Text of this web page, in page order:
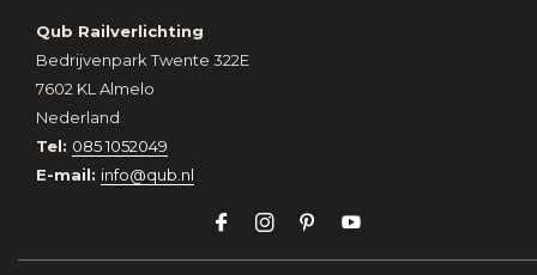
Qub Railverlichting
Bedrijvenpark Twente 322E
7602 KL Almelo
Nederland
Tel: 085 1052049
E-mail: info@qub.nl